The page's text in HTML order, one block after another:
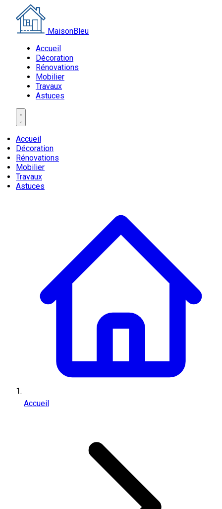
MaisonBleu
Accueil
Décoration
Rénovations
Mobilier
Travaux
Astuces
Accueil
Décoration
Rénovations
Mobilier
Travaux
Astuces
Accueil